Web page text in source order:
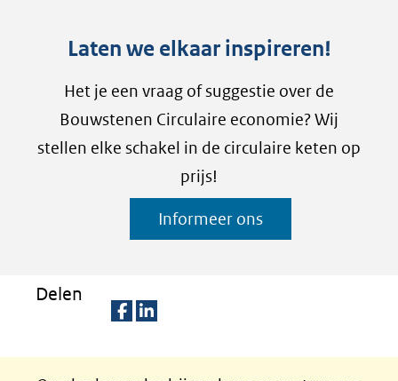
Laten we elkaar inspireren!
Het je een vraag of suggestie over de
Bouwstenen Circulaire economie? Wij
stellen elke schakel in de circulaire keten op
prijs!
Informeer ons
Delen